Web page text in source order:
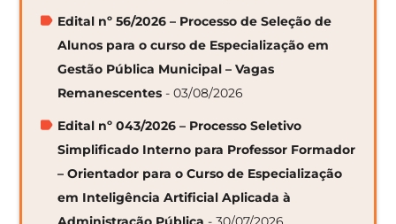
Edital nº 56/2026 – Processo de Seleção de
Alunos para o curso de Especialização em
Gestão Pública Municipal – Vagas
Remanescentes - 03/08/2026
Edital nº 043/2026 – Processo Seletivo
Simplificado Interno para Professor Formador
– Orientador para o Curso de Especialização
em Inteligência Artificial Aplicada à